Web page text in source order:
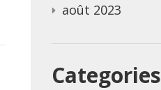
août 2023
Categories